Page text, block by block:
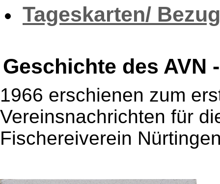
Tageskarten/
Geschichte des AVN
1966 erschienen zum
Vereinsnachrichten für
Fischereiverein